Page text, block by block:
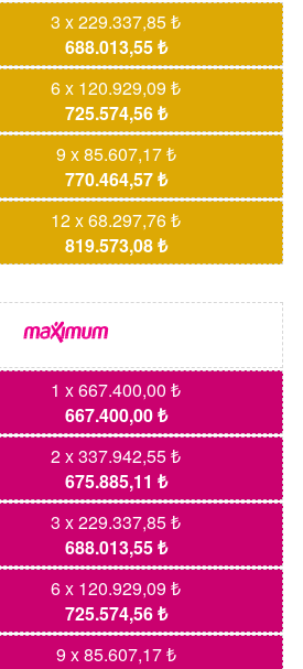
3 x 229.337,85 ₺
688.013,55 ₺
6 x 120.929,09 ₺
725.574,56 ₺
9 x 85.607,17 ₺
770.464,57 ₺
12 x 68.297,76 ₺
819.573,08 ₺
1 x 667.400,00 ₺
667.400,00 ₺
2 x 337.942,55 ₺
675.885,11 ₺
3 x 229.337,85 ₺
688.013,55 ₺
6 x 120.929,09 ₺
725.574,56 ₺
9 x 85.607,17 ₺